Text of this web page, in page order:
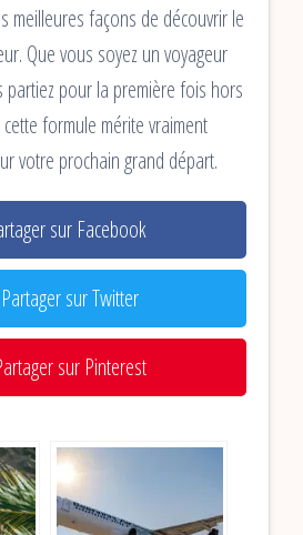
meilleures façons de découvrir le
Que vous soyez un voyageur
partiez pour la première fois hors
formule mérite vraiment
votre prochain grand départ.
sur Facebook
Partager sur Twitter
sur Pinterest